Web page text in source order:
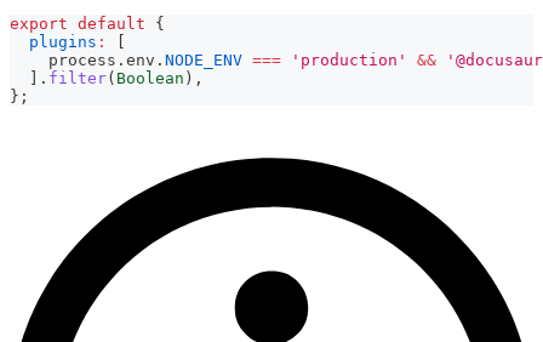
export default
{
plugins :
[
    process
. env . NODE_ENV === 'production' &&
] . filter( Boolean ) ,
} ;